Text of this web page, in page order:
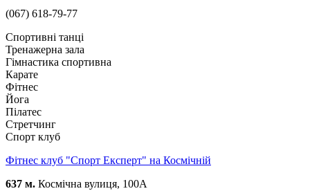
(067) 618-79-77
Спортивні танці
Тренажерна зала
Гімнастика спортивна
Карате
Фітнес
Йога
Пілатес
Стретчинг
Спорт клуб
Фітнес клуб "Спорт Експерт" на Космічній
637 м. Космічна вулиця, 100А